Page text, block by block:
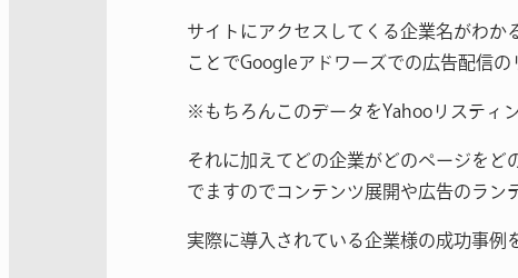
サイトにアクセスしてくる企業名がわか
ことでGoogleアドワーズでの広告配信の
※もちろんこのデータをYahooリスティ
それに加えてどの企業がどのページを
でますのでコンテンツ展開や広告のラン
実際に導入されている企業様の成功事例